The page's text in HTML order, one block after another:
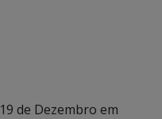
de Dezembro em